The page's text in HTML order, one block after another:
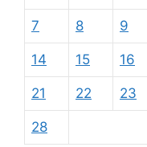
7 8 9
14 15 16
21 22 23
28